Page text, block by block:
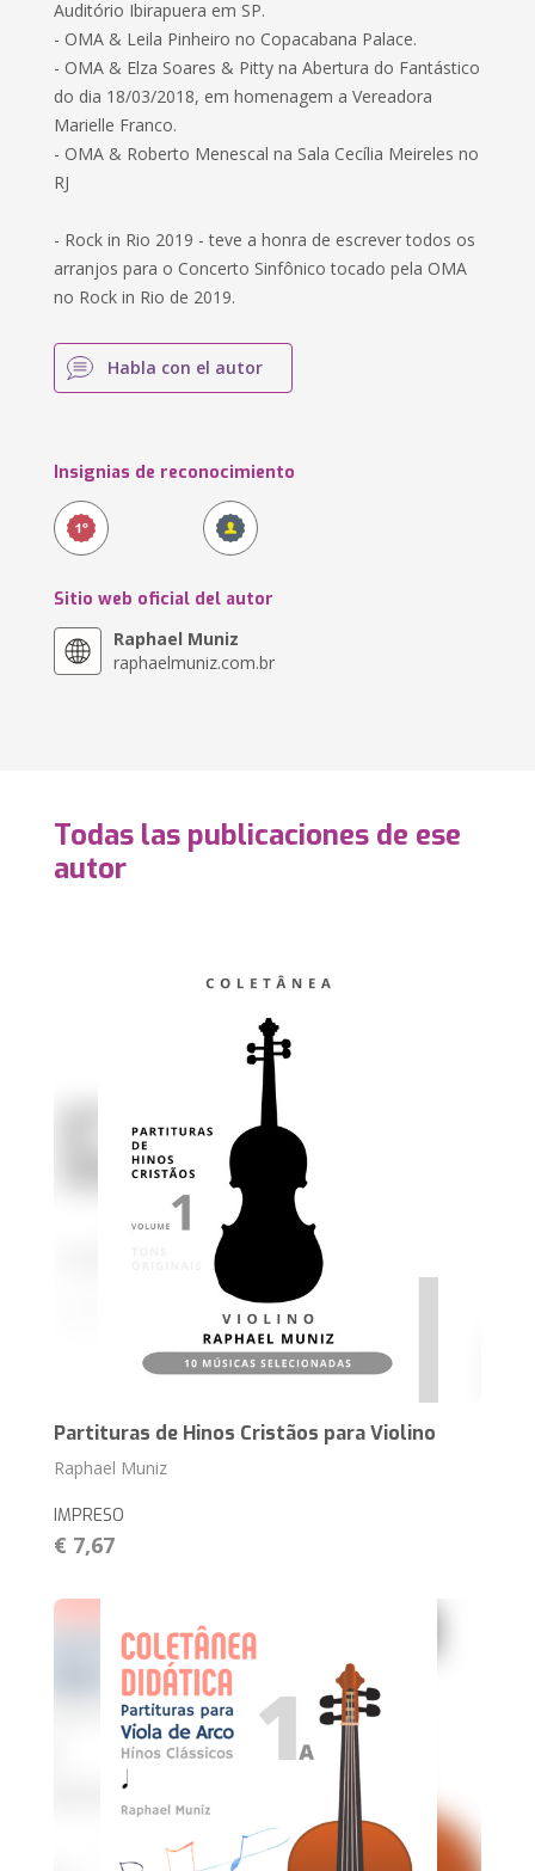
Auditório Ibirapuera em SP.
- OMA & Leila Pinheiro no Copacabana Palace.
- OMA & Elza Soares & Pitty na Abertura do Fantástico
do dia 18/03/2018, em homenagem a Vereadora
Marielle Franco.
- OMA & Roberto Menescal na Sala Cecília Meireles no
RJ
- Rock in Rio 2019 - teve a honra de escrever todos os
arranjos para o Concerto Sinfônico tocado pela OMA
no Rock in Rio de 2019.
Habla con el autor
Insignias de reconocimiento
Sitio web oficial del autor
Raphael Muniz
raphaelmuniz.com.br
Todas las publicaciones de ese
autor
Partituras de Hinos Cristãos para Violino
Raphael Muniz
IMPRESO
€ 7,67